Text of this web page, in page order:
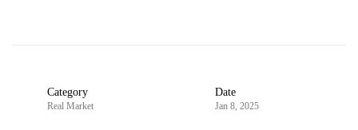
Category
Real Market
Date
Jan 8, 2025